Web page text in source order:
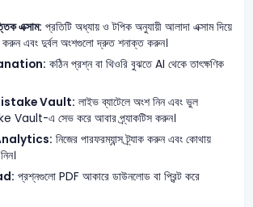
এক্সাম: প্রতিটি অধ্যায় ও টপিক অনুযায়ী আলাদা এক্সাম দিয়ে
করুন এবং দুর্বল অংশগুলো দ্রুত শনাক্ত করুন।
কঠিন প্রশ্ন বা থিওরি বুঝতে AI থেকে তাৎক্ষণিক
Vault: লাইভ ব্যাটেলে অংশ নিন এবং ভুল
Vault-এ সেভ করে আবার প্র্যাকটিস করুন।
নিজের পারফরম্যান্স ট্র্যাক করুন এবং কোথায়
প্রশ্নগুলো PDF আকারে ডাউনলোড বা প্রিন্ট করে